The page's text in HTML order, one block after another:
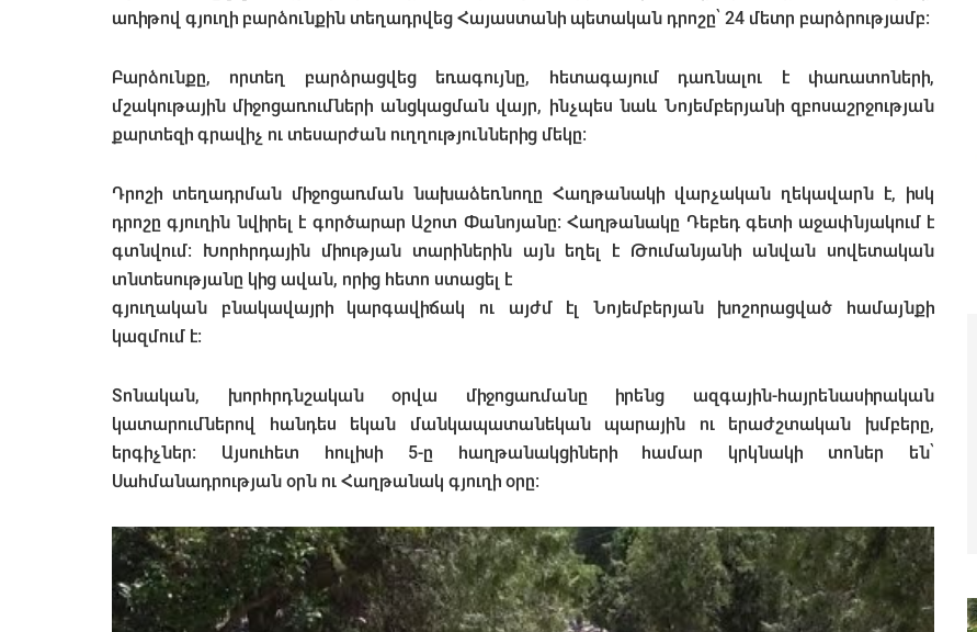
առիթով գյուղի բարձունքին տեղադրվեց Հայաստանի պետական դրոշը՝ 24 մետր բարձրությամբ։
Բարձունքը, որտեղ բարձրացվեց եռագույնը, հետագայում դառնալու է փառատոների,
մշակութային միջոցառումների անցկացման վայր, ինչպես նաև Նոյեմբերյանի զբոսաշրջության
քարտեզի գրավիչ ու տեսարժան ուղղություններից մեկը։
Դրոշի տեղադրման միջոցառման նախաձեռնողը Հաղթանակի վարչական ղեկավարն է, իսկ
դրոշը գյուղին նվիրել է գործարար Աշոտ Փանոյանը։ Հաղթանակը Դեբեդ գետի աջափնյակում է
գտնվում։ Խորհրդային միության տարիներին այն եղել է Թումանյանի անվան սովետական
տնտեսությանը կից ավան, որից հետո ստացել է
գյուղական բնակավայրի կարգավիճակ ու այժմ էլ Նոյեմբերյան խոշորացված համայնքի
կազմում է։
Տոնական, խորհրդնշական օրվա միջոցառմանը իրենց ազգային-հայրենասիրական
կատարումներով հանդես եկան մանկապատանեկան պարային ու երաժշտական խմբերը,
երգիչներ։ Այսուհետ հուլիսի 5-ը հաղթանակցիների համար կրկնակի տոներ են՝
Սահմանադրության օրն ու Հաղթանակ գյուղի օրը։